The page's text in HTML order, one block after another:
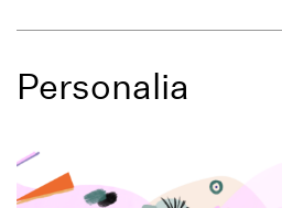
Personalia